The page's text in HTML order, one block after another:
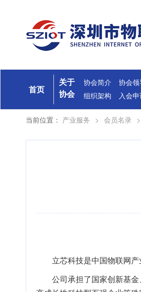
首页
关于
协会
协会简介 协会领
组织架构
入会
当前位置： 产业服务 > 会员名录 >
立芯科技是中国物联网
公司承担了国家创新基